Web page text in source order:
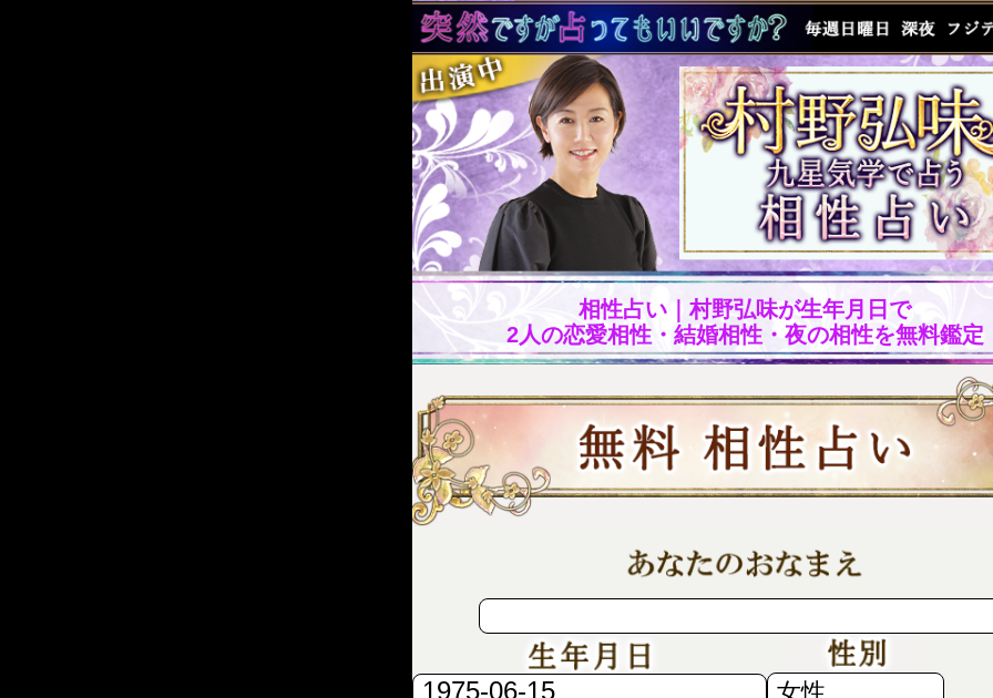
相性占い｜村野弘味が生年月日で
2人の恋愛相性・結婚相性・夜の相性を無料鑑定